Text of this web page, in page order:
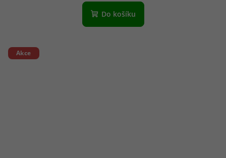
Do košíku
Akce